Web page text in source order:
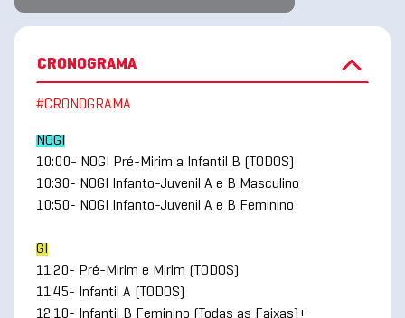
CRONOGRAMA
#CRONOGRAMA
NOGI
10:00- NOGI Pré-Mirim a Infantil B (TODOS)
10:30- NOGI Infanto-Juvenil A e B Masculino
10:50- NOGI Infanto-Juvenil A e B Feminino
GI
11:20- Pré-Mirim e Mirim (TODOS)
11:45- Infantil A (TODOS)
12:10- Infantil B Feminino (Todas as Faixas)+